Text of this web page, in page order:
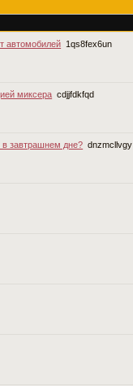
автомобилей 1qs8fex6un
миксера cdjjfdkfqd
в завтрашнем дне? dnzmcllvgy